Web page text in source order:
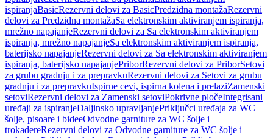
ispiranjaBasicRezervni delovi za BasicPredzidna montažaRezervni
delovi za Predzidna montažaSa elektronskim aktiviranjem ispiranja,
mrežno napajanjeRezervni delovi za Sa elektronskim aktiviranjem
ispiranja, mrežno napajanjeSa elektronskim aktiviranjem ispiranja,
baterijsko napajanjeRezervni delovi za Sa elektronskim aktiviranjem
ispiranja, baterijsko napajanjePriborRezervni delovi za PriborSetovi
za grubu gradnju i za prepravkuRezervni delovi za Setovi za grubu
gradnju i za prepravkuIspirne cevi, ispirna kolena i prelaziZamenski
setoviRezervni delovi za Zamenski setoviPokrivne pločeIntegrisani
uređaji za ispiranjeDaljinsko upravljanjePriključci uređaja za WC
šolje, pisoare i bideeOdvodne garniture za WC šolje i
trokadereRezervni delovi za Odvodne garniture za WC šolje i